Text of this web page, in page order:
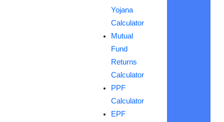
Yojana
Calculator
Mutual
Fund
Returns
Calculator
PPF
Calculator
EPF